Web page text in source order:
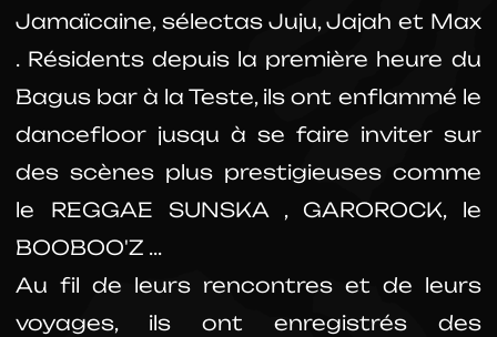
Jamaïcaine, sélectas Juju, Jajah et Max
. Résidents depuis la première heure du
Bagus bar à la Teste, ils ont enflammé le
dancefloor jusqu à se faire inviter sur
des scènes plus prestigieuses comme
le REGGAE SUNSKA , GAROROCK, le
BOOBOO'Z ...
Au fil de leurs rencontres et de leurs
voyages, ils ont enregistrés des